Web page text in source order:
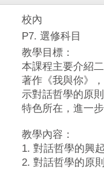
校內
P7. 選修科目
教學目標：
本課程主要介紹
著作《我與你》
示對話哲學的原
特色所在，進一
教學內容：
1. 對話哲學的興
2. 對話哲學的原